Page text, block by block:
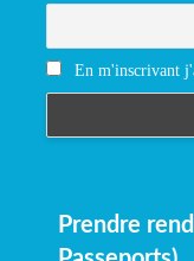
En m'inscrivant
Prendre